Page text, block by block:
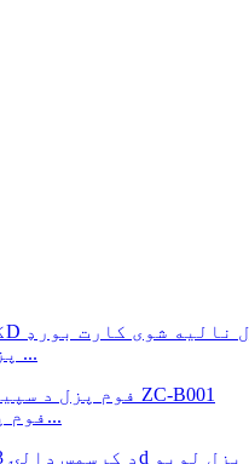
د DIY کدو سر 3D پزل نالیه شوی کارت بورډ د ...
د نړۍ مشهورې ودانۍ 3d فوم پزل سپنکس او پیرا...